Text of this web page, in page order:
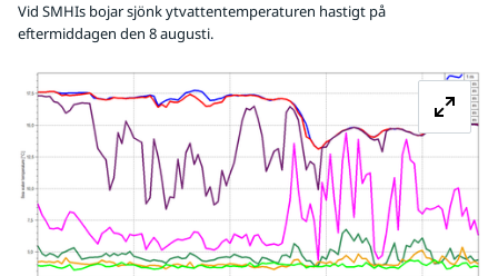
Vid SMHIs bojar sjönk ytvattentemperaturen hastigt på
eftermiddagen den 8 augusti.